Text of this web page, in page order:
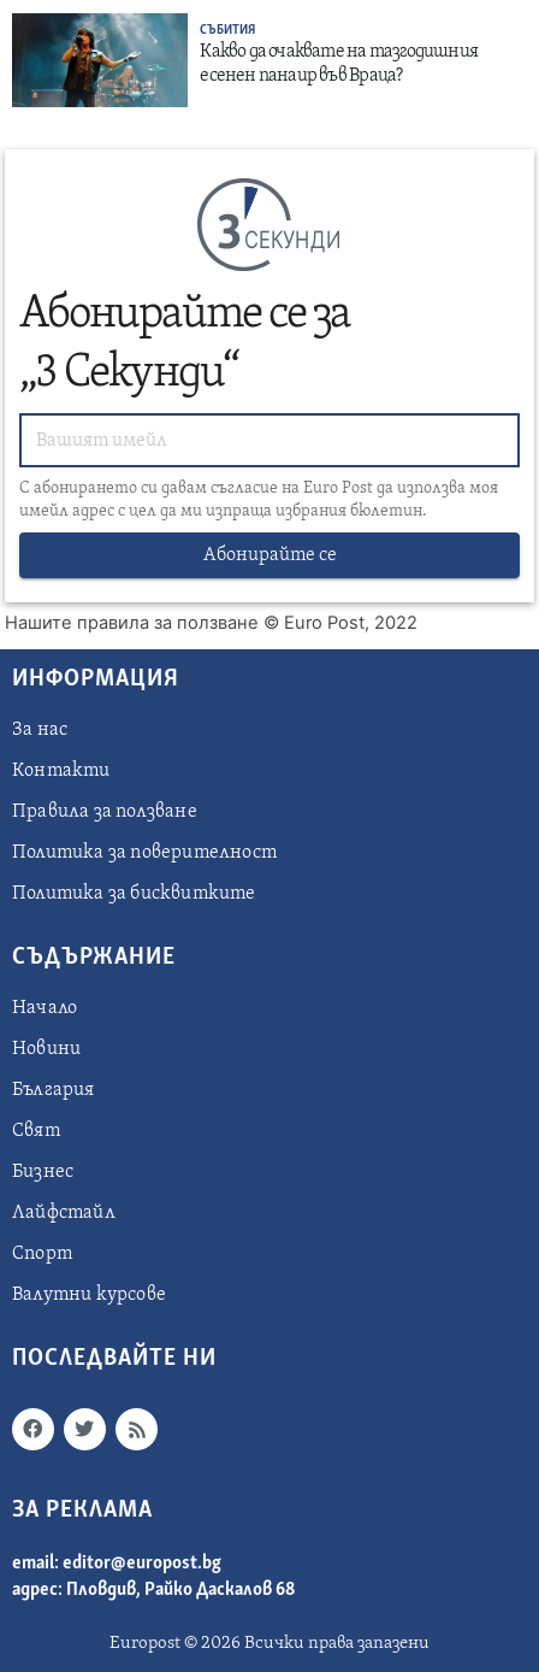
СЪБИТИЯ
Какво да очаквате на тазгодишния
есенен панаир във Враца?
СЕКУНДИ
Абонирайте се за
„3 Секунди“
С абонирането си давам съгласие на Euro Post да използва моя
имейл адрес с цел да ми изпраща избрания бюлетин.
Абонирайте се
Нашите правила за ползване © Euro Post, 2022
ИНФОРМАЦИЯ
За нас
Контакти
Правила за ползване
Политика за поверителност
Политика за бисквитките
СЪДЪРЖАНИЕ
Начало
Новини
България
Свят
Бизнес
Лайфстайл
Спорт
Валутни курсове
ПОСЛЕДВАЙТЕ НИ
ЗА РЕКЛАМА
email: editor@europost.bg
адрес: Пловдив, Райко Даскалов 68
Europost © 2026 Всички права запазени